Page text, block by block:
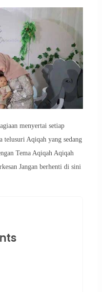
menyertai setiap
Aqiqah yang sedang
Tema Aqiqah Aqiqah
Jangan berhenti di sini